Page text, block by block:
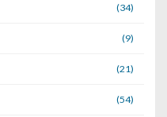
(34)
(9)
(21)
(54)